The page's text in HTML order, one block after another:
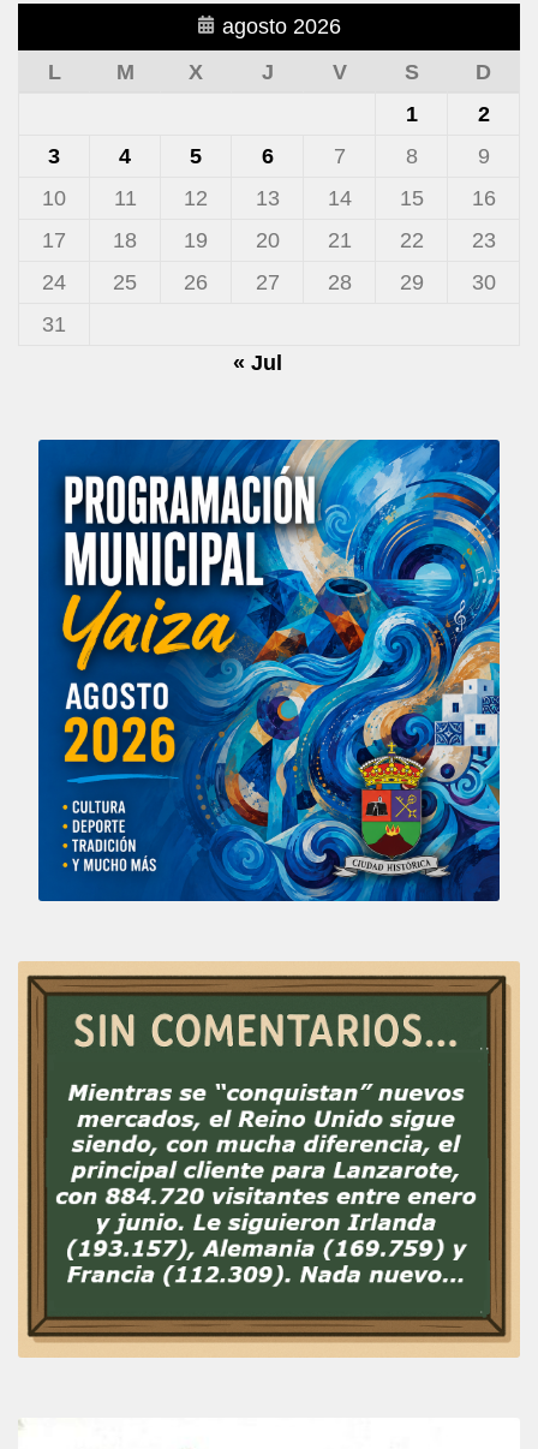
agosto 2026
L
M X J V S
D
1
2
3
4 5 6 7 8
9
10
11 12 13 14 15
16
17
18 19 20 21 22
23
24
25 26 27 28 29
30
31
« Jul